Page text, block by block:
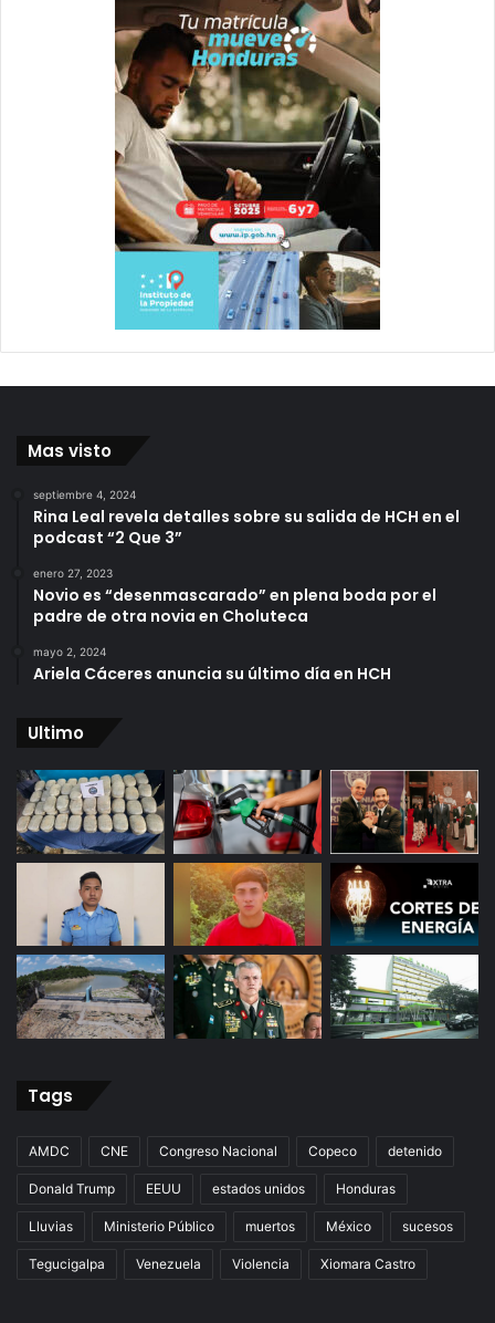
Mas visto
septiembre 4, 2024
Rina Leal revela detalles sobre su salida de HCH en el
podcast “2 Que 3”
enero 27, 2023
Novio es “desenmascarado” en plena boda por el
padre de otra novia en Choluteca
mayo 2, 2024
Ariela Cáceres anuncia su último día en HCH
Ultimo
Tags
AMDC CNE Congreso Nacional Copeco detenido
Donald Trump EEUU estados unidos Honduras
Lluvias Ministerio Público muertos México sucesos
Tegucigalpa Venezuela Violencia Xiomara Castro